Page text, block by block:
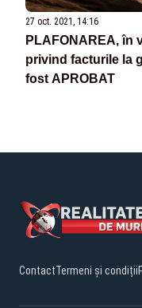
27 oct. 2021, 14:16
PLAFONAREA, în
privind facturile la
fost APROBAT
ContactTermeni și condiții